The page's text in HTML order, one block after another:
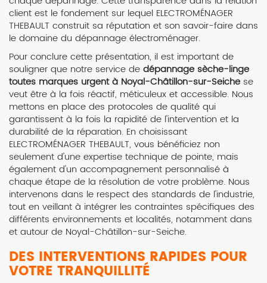
client est le fondement sur lequel ELECTROMÉNAGER
THEBAULT construit sa réputation et son savoir-faire dans
le domaine du dépannage électroménager.
Pour conclure cette présentation, il est important de
souligner que notre service de dépannage sèche-linge
toutes marques urgent à Noyal-Châtillon-sur-Seiche se
veut être à la fois réactif, méticuleux et accessible. Nous
mettons en place des protocoles de qualité qui
garantissent à la fois la rapidité de l'intervention et la
durabilité de la réparation. En choisissant
ELECTROMÉNAGER THEBAULT, vous bénéficiez non
seulement d'une expertise technique de pointe, mais
également d'un accompagnement personnalisé à
chaque étape de la résolution de votre problème. Nous
intervenons dans le respect des standards de l'industrie,
tout en veillant à intégrer les contraintes spécifiques des
différents environnements et localités, notamment dans
et autour de Noyal-Châtillon-sur-Seiche.
DES INTERVENTIONS RAPIDES POUR
VOTRE TRANQUILLITÉ